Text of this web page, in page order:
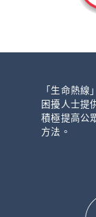
「生命熱
困擾人士提
積極提高公
方法。